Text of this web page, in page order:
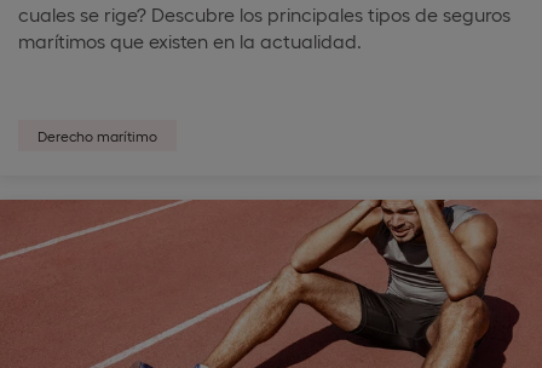
cuales se rige? Descubre los principales tipos de seguros
marítimos que existen en la actualidad.
Derecho marítimo